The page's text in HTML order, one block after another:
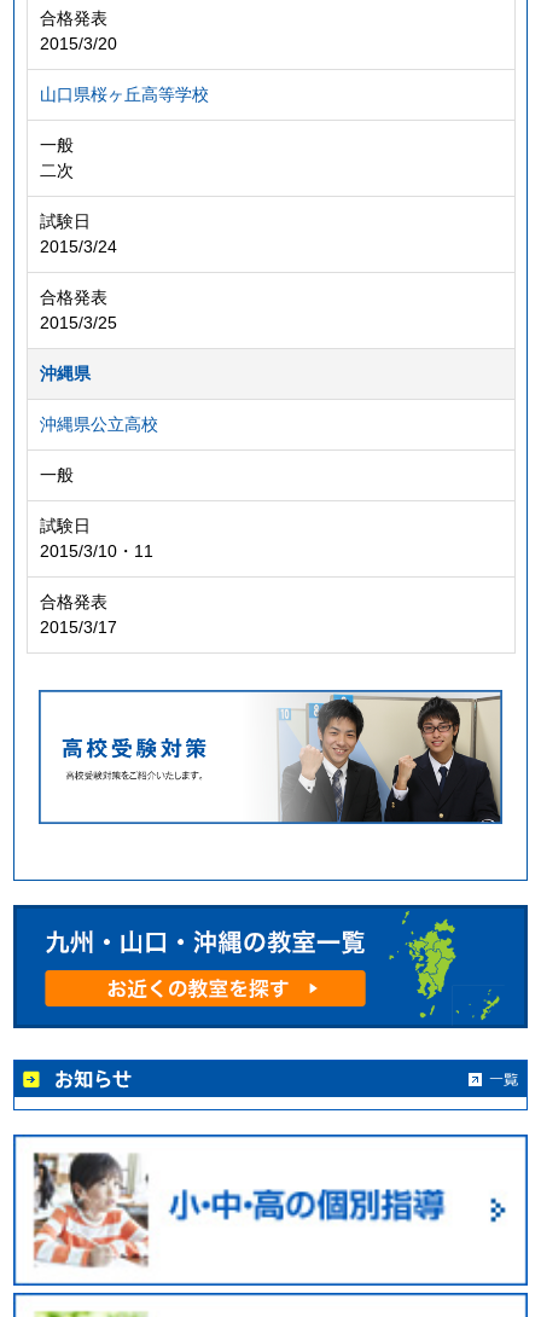
合格発表
2015/3/20
山口県桜ヶ丘高等学校
一般
二次
試験日
2015/3/24
合格発表
2015/3/25
沖縄県
沖縄県公立高校
一般
試験日
2015/3/10・11
合格発表
2015/3/17